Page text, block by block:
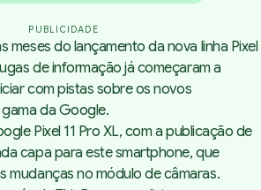
PUBLICIDADE
meses do lançamento da nova linha Pixel
de informação já começaram a
com pistas sobre os novos
da Google.
Pixel 11 Pro XL, com a publicação de
capa para este smartphone, que
mudanças no módulo de câmaras.